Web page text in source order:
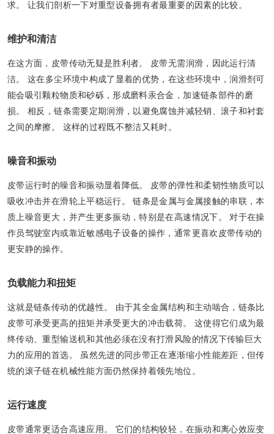
求。 让我们剖析一下对重型设备拥有者最重要的因素的比较。
维护和清洁
在这方面，皮带传动无疑是胜利者。 皮带无需润滑，因此运行清
洁。 这在多尘环境中构成了显着的优势，在这些环境中，润滑剂可
能会吸引颗粒物质和砂砾，形成磨料汞合金，加速链条部件的磨
损。 相反，链条需要定期润滑，以避免腐蚀并减轻销、滚子和衬套
之间的摩擦。 这样的过程既不整洁又耗时。
噪音和振动
皮带运行时的噪音和振动显着降低。 皮带的弹性和柔韧性物质可以
吸收冲击并在滑轮上平稳运行。 链条是金属与金属接触的串联，本
质上噪音更大，并产生更多振动，特别是在高速情况下。 对于在操
作员驾驶室内或靠近敏感电子设备的操作，通常更喜欢皮带传动的
更安静的操作。
负载能力和扭矩
这就是链条传动的优越性。 由于其全金属结构和主动啮合，链条比
皮带可承受更高的扭矩并承受更大的冲击载荷。 这使得它们成为最
终传动、重型输送机和其他必须在没有打滑风险的情况下传输巨大
力的应用的首选。 虽然先进的同步带正在逐渐缩小性能差距，但传
统的滚子链在机械性能方面仍然保持着领先地位。
运行速度
皮带通常更适合高速应用。 它们的结构较轻，在振动和离心效应变